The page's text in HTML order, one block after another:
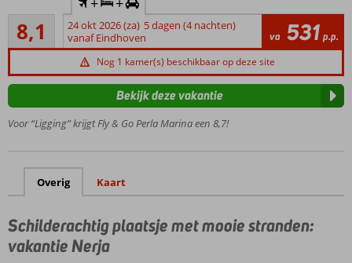
Direct aan
het brede
zandstrand
Kamers
zeezicht
boekbaar
van
centrum
Bezoek
8,1Zeer goed
48
beoordelingen
24 okt 2026 (za) 5 dagen (4 nachten)
vanaf Eindhoven
va 531 p.p.
Nog 1 kamer(s) beschikbaar op deze site
Voor “Ligging” krijgt Fly & Go Perla Marina een 8,7!
Bekijk deze vakantie
Overig Kaart
Schilderachtig plaatsje met mooie stranden:
vakantie Nerja